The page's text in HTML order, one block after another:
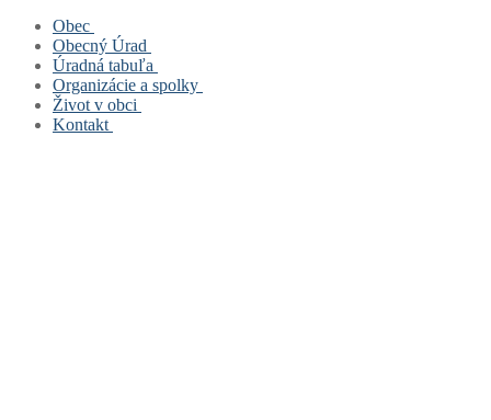
Obec
Stará verzia webu
História obce
Mapový portál obce
Štatút obce
Symboly obce
Obecný Úrad
Obecný úrad
Starosta obce
Zástupca starostu
Hlavný kontrolór
Úradná tabuľa
Úradná tabuľa
Povinne zverejňované dokumenty
Civilná ochrana
Organizácie a spolky
Základná a materská škola
Obecná knižnica
Život v obci
Život v obci
Kontakt